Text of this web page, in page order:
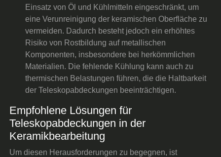
Einsatz von Öl und Kühlmitteln eingeschränkt, um
eine Verunreinigung der keramischen Oberfläche zu
vermeiden. Dadurch besteht jedoch ein erhöhtes
Risiko von Rostbildung auf metallischen
Komponenten, insbesondere bei herkömmlichen
Materialien. Die fehlende Kühlung kann auch zu
thermischen Belastungen führen, die die Haltbarkeit
der Teleskopabdeckungen beeinträchtigen.
Empfohlene Lösungen für
Teleskopabdeckungen in der
Keramikbearbeitung
Um diesen Herausforderungen zu begegnen, ist